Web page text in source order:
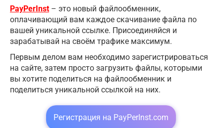
PayPerInst – это новый файлообменник,
оплачивающий вам каждое скачивание файла по
вашей уникальной ссылке. Присоединяйся и
зарабатывай на своём трафике максимум.
Первым делом вам необходимо зарегистрироваться
на сайте, затем просто загрузить файлы, которыми
вы хотите поделиться на файлообменник и
поделиться уникальной ссылкой на них.
Регистрация на PayPerInst.com